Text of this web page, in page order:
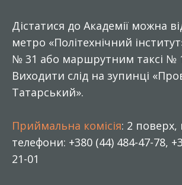
Дістатися до Академії можна
метро «Політехнічний
№ 31 або маршрутним таксі №
Виходити слід на зупинці
Татарський».
Приймальна комісія: 2 поверх,
телефони: +380 (44) 484-47-78,
21-01